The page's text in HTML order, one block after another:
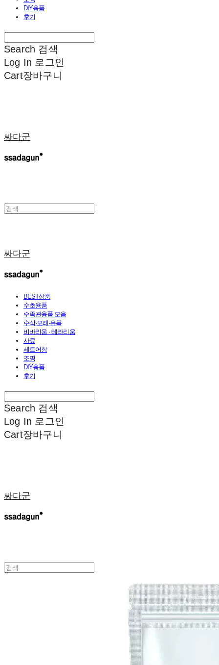
DIY용품
후기
Search 검색
Log In 로그인
Cart장바구니
싸다군
싸다군
BEST상품
수초용품
수족관용품 모음
수석·모래·유목
비바리움 · 테라리움
사료
세트어항
조명
DIY용품
후기
Search 검색
Log In 로그인
Cart장바구니
싸다군